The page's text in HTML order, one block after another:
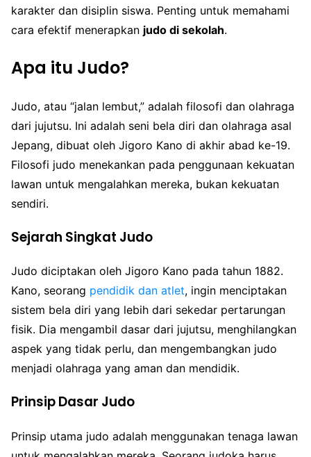
karakter dan disiplin siswa. Penting untuk memahami
cara efektif menerapkan judo di sekolah.
Apa itu Judo?
Judo, atau “jalan lembut,” adalah filosofi dan olahraga
dari jujutsu. Ini adalah seni bela diri dan olahraga asal
Jepang, dibuat oleh Jigoro Kano di akhir abad ke-19.
Filosofi judo menekankan pada penggunaan kekuatan
lawan untuk mengalahkan mereka, bukan kekuatan
sendiri.
Sejarah Singkat Judo
Judo diciptakan oleh Jigoro Kano pada tahun 1882.
Kano, seorang pendidik dan atlet, ingin menciptakan
sistem bela diri yang lebih dari sekedar pertarungan
fisik. Dia mengambil dasar dari jujutsu, menghilangkan
aspek yang tidak perlu, dan mengembangkan judo
menjadi olahraga yang aman dan mendidik.
Prinsip Dasar Judo
Prinsip utama judo adalah menggunakan tenaga lawan